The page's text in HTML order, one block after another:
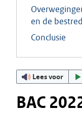
en de
Conclusie
Lees voor
BAC